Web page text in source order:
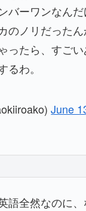
バーワンなん
のノリだったん
ったら、すごい
るわ。
June
語全然なのに